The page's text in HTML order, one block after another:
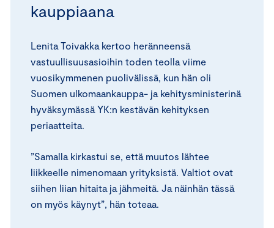
kauppiaana
Lenita Toivakka kertoo heränneensä
vastuullisuusasioihin toden teolla viime
vuosikymmenen puolivälissä, kun hän oli
Suomen ulkomaankauppa- ja kehitysministerinä
hyväksymässä YK:n kestävän kehityksen
periaatteita.
”Samalla kirkastui se, että muutos lähtee
liikkeelle nimenomaan yrityksistä. Valtiot ovat
siihen liian hitaita ja jähmeitä. Ja näinhän tässä
on myös käynyt”, hän toteaa.